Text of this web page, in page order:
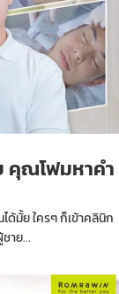
คุณโฟมหาคำ
มั้ย ใครๆ ก็เข้าคลินิก
าย...